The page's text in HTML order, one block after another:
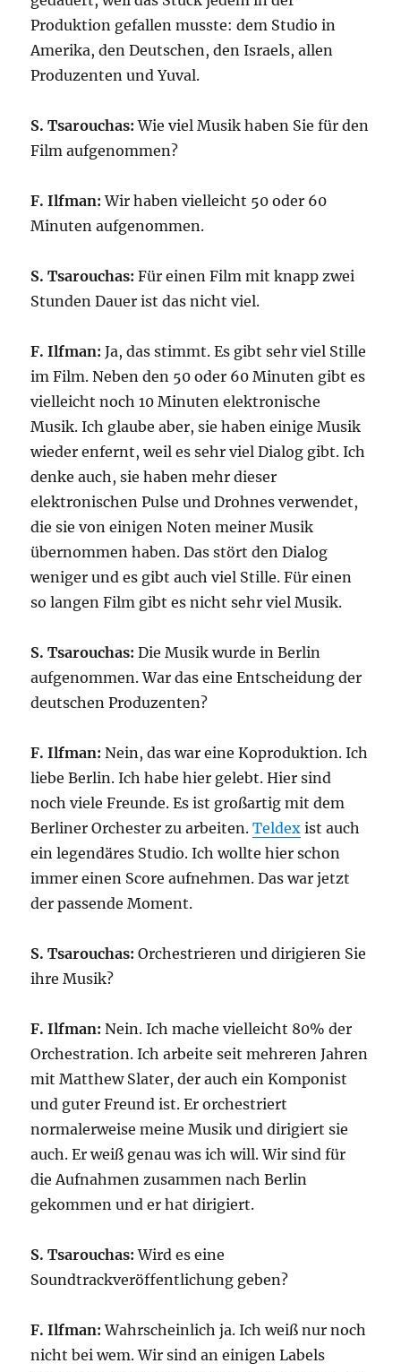
Produktion gefallen musste: dem Studio in
Amerika, den Deutschen, den Israels, allen
Produzenten und Yuval.
S. Tsarouchas: Wie viel Musik haben Sie für den
Film aufgenommen?
F.Ilfman: Wir haben vielleicht 50 oder 60
Minuten aufgenommen.
S. Tsarouchas: Für einen Film mit knapp zwei
Stunden Dauer ist das nicht viel.
F. Ilfman: Ja, das stimmt. Es gibt sehr viel Stille
im Film. Neben den 50 oder 60 Minuten gibt es
vielleicht noch 10 Minuten elektronische
Musik. Ich glaube aber, sie haben einige Musik
wieder enfernt, weil es sehr viel Dialog gibt. Ich
denke auch, sie haben mehr dieser
elektronischen Pulse und Drohnes verwendet,
die sie von einigen Noten meiner Musik
übernommen haben. Das stört den Dialog
weniger und es gibt auch viel Stille. Für einen
so langen Film gibt es nicht sehr viel Musik.
S. Tsarouchas: Die Musik wurde in Berlin
aufgenommen. War das eine Entscheidung der
deutschen Produzenten?
F. Ilfman: Nein, das war eine Koproduktion. Ich
liebe Berlin. Ich habe hier gelebt. Hier sind
noch viele Freunde. Es ist großartig mit dem
Berliner Orchester zu arbeiten.Teldex ist auch
ein legendäres Studio. Ich wollte hier schon
immer einen Score aufnehmen. Das war jetzt
der passende Moment.
S. Tsarouchas: Orchestrieren und dirigieren Sie
ihre Musik?
F. Ilfman: Nein. Ich mache vielleicht 80% der
Orchestration. Ich arbeite seit mehreren Jahren
mit Matthew Slater, der auch ein Komponist
und guter Freund ist. Er orchestriert
normalerweise meine Musik und dirigiert sie
auch. Er weiß genau was ich will. Wir sind für
die Aufnahmen zusammen nach Berlin
gekommen und er hat dirigiert.
S. Tsarouchas: Wird es eine
Soundtrackveröffentlichung geben?
F. Ilfman: Wahrscheinlich ja. Ich weiß nur noch
nicht bei wem. Wir sind an einigen Labels